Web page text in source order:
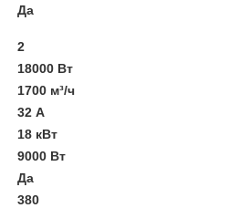
Да
2
18000 Вт
1700 м³/ч
32 А
18 кВт
9000 Вт
Да
380